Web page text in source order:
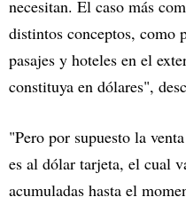
necesitan. El caso más
distintos conceptos, como
pasajes y hoteles en el
constituya en dólares",
"Pero por supuesto la
es al dólar tarjeta, el cual
acumuladas hasta el